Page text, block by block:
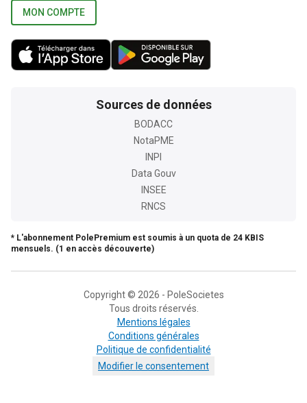
MON COMPTE
Sources de données
BODACC
NotaPME
INPI
Data Gouv
INSEE
RNCS
* L'abonnement PolePremium est soumis à un quota de 24 KBIS
mensuels. (1 en accès découverte)
Copyright © 2026 - PoleSocietes
Tous droits réservés.
Mentions légales
Conditions générales
Politique de confidentialité
Modifier le consentement